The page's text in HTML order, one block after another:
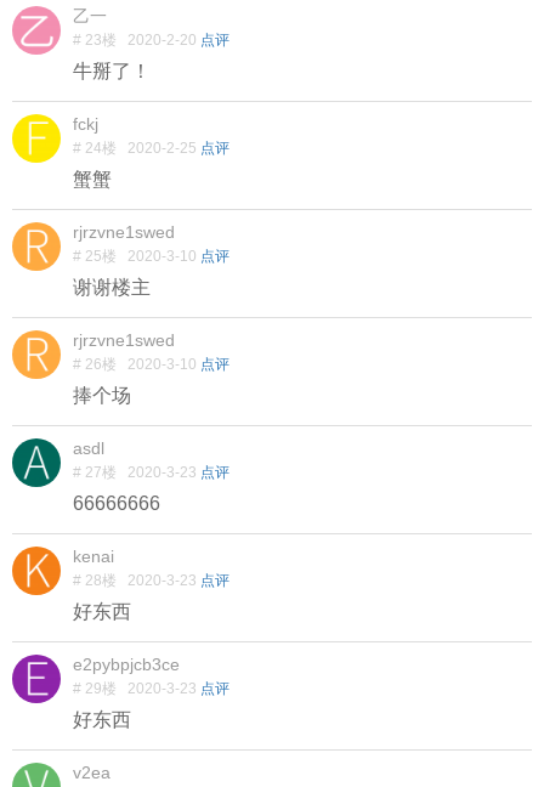
乙一
# 23楼 2020-2-20 点评
牛掰了！
fckj
# 24楼 2020-2-25 点评
蟹蟹
rjrzvne1swed
# 25楼 2020-3-10 点评
谢谢楼主
rjrzvne1swed
# 26楼 2020-3-10 点评
捧个场
asdl
# 27楼 2020-3-23 点评
66666666
kenai
# 28楼 2020-3-23 点评
好东西
e2pybpjcb3ce
# 29楼 2020-3-23 点评
好东西
v2ea